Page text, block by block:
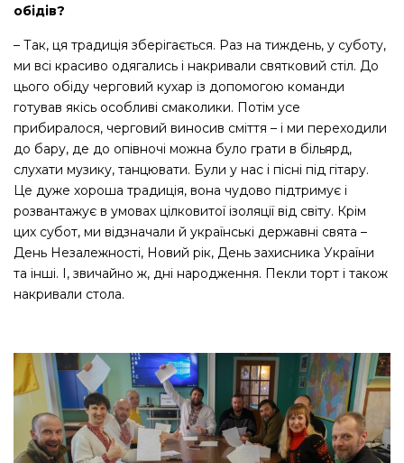
обідів?
– Так, ця традиція зберігається. Раз на тиждень, у суботу,
ми всі красиво одягались і накривали святковий стіл. До
цього обіду черговий кухар із допомогою команди
готував якісь особливі смаколики. Потім усе
прибиралося, черговий виносив сміття – і ми переходили
до бару, де до опівночі можна було грати в більярд,
слухати музику, танцювати. Були у нас і пісні під гітару.
Це дуже хороша традиція, вона чудово підтримує і
розвантажує в умовах цілковитої ізоляції від світу. Крім
цих субот, ми відзначали й українські державні свята –
День Незалежності, Новий рік, День захисника України
та інші. І, звичайно ж, дні народження. Пекли торт і також
накривали стола.